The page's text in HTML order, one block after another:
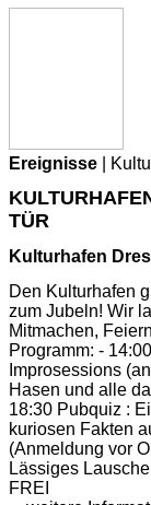
Ereignisse |
TÜR
Kulturhafen
Den Kulturhafen
zum Jubeln! Wir
Mitmachen,
Programm: -
Improsessions
Hasen und alle
18:30 Pubquiz :
kuriosen Fakten
(Anmeldung vor
Lässiges
FREI